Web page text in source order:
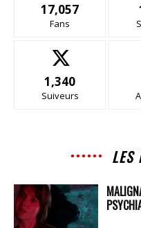
17,057
Fans
1,340
Suiveurs
LES